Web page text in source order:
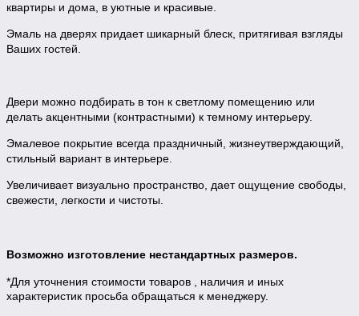
квартиры и дома, в уютные и красивые.
Эмаль на дверях придает шикарный блеск, притягивая взгляды
Ваших гостей.
Двери можно подбирать в тон к светлому помещению или
делать акцентными (контрастными) к темному интерьеру.
Эмалевое покрытие всегда праздничный, жизнеутверждающий,
стильный вариант в интерьере.
Увеличивает визуально пространство, дает ощущение свободы,
свежести, легкости и чистоты.
Возможно изготовление нестандартных размеров.
*Для уточнения стоимости товаров , наличия и иных
характеристик просьба обращаться к менеджеру.